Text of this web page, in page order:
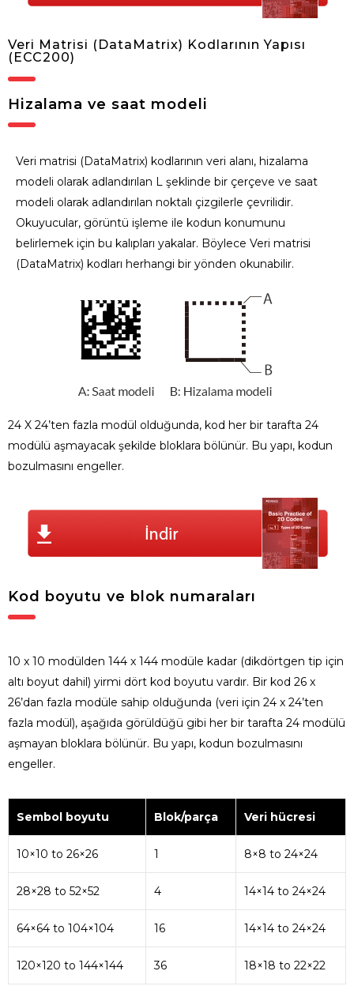
Veri Matrisi (DataMatrix) Kodlarının Yapısı
(ECC200)
Hizalama ve saat modeli
Veri matrisi (DataMatrix) kodlarının veri alanı, hizalama
modeli olarak adlandırılan L şeklinde bir çerçeve ve saat
modeli olarak adlandırılan noktalı çizgilerle çevrilidir.
Okuyucular, görüntü işleme ile kodun konumunu
belirlemek için bu kalıpları yakalar. Böylece Veri matrisi
(DataMatrix) kodları herhangi bir yönden okunabilir.
24 X 24’ten fazla modül olduğunda, kod her bir tarafta 24
modülü aşmayacak şekilde bloklara bölünür. Bu yapı, kodun
bozulmasını engeller.
Kod boyutu ve blok numaraları
10 x 10 modülden 144 x 144 modüle kadar (dikdörtgen tip için
altı boyut dahil) yirmi dört kod boyutu vardır. Bir kod 26 x
26’dan fazla modüle sahip olduğunda (veri için 24 x 24’ten
fazla modül), aşağıda görüldüğü gibi her bir tarafta 24 modülü
aşmayan bloklara bölünür. Bu yapı, kodun bozulmasını
engeller.
Sembol boyutu Blok/parça Veri hücresi
10×10 to 26×26 1 8×8 to 24×24
28×28 to 52×52 4 14×14 to 24×24
64×64 to 104×104 16 14×14 to 24×24
120×120 to 144×144 36 18×18 to 22×22